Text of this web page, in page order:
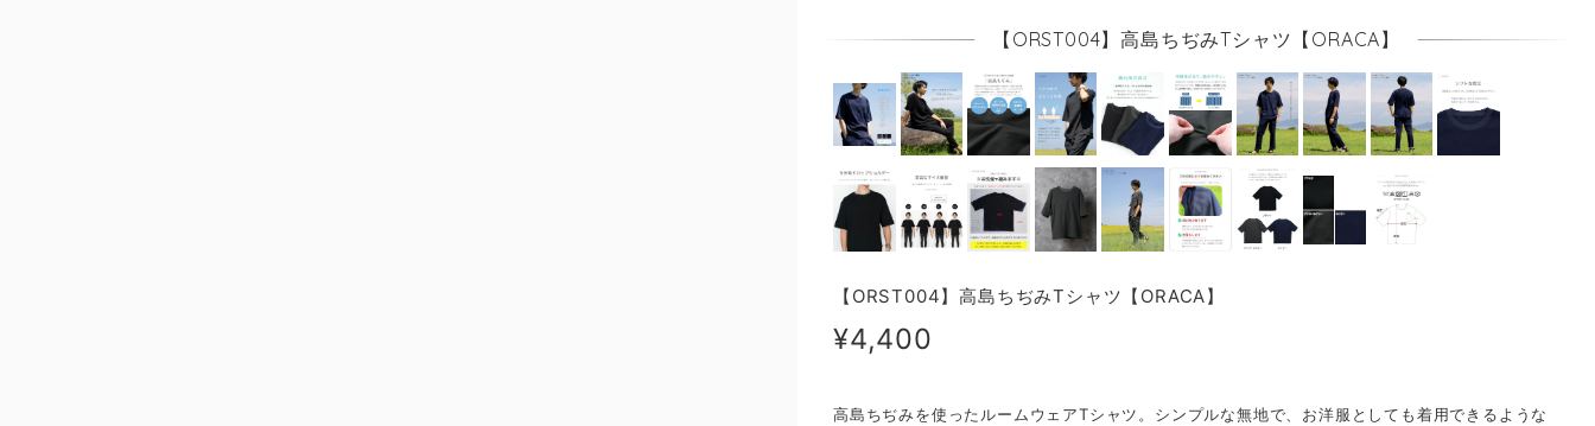
【ORST004】高島ちぢみTシャツ【ORACA】
【ORST004】高島ちぢみTシャツ【ORACA】
¥4,400
高島ちぢみを使ったルームウェアTシャツ。シンプルな無地で、お洋服としても着用できるような